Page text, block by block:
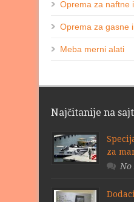
Oprema za naftne
Oprema za gasne
Meba merni alati
Najčitanije na
za
No